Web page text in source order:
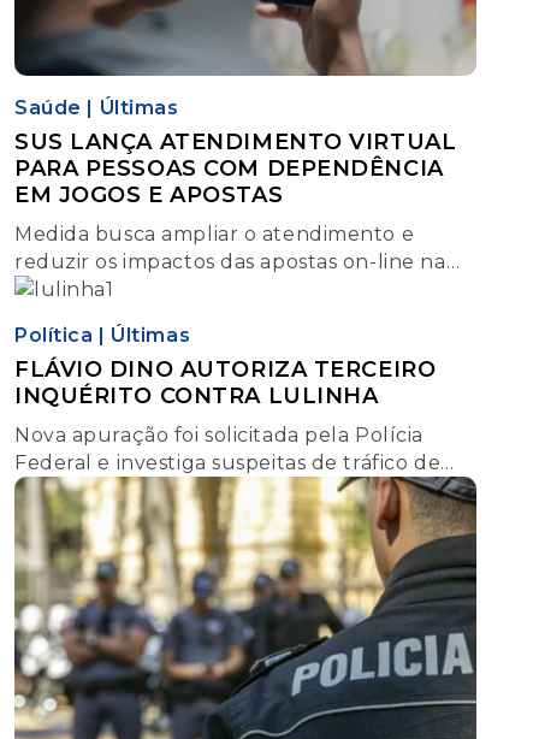
Saúde | Últimas
SUS LANÇA ATENDIMENTO VIRTUAL
PARA PESSOAS COM DEPENDÊNCIA
EM JOGOS E APOSTAS
Medida busca ampliar o atendimento e
reduzir os impactos das apostas on-line na
saúde mental da população
Política | Últimas
FLÁVIO DINO AUTORIZA TERCEIRO
INQUÉRITO CONTRA LULINHA
Nova apuração foi solicitada pela Polícia
Federal e investiga suspeitas de tráfico de
influência no governo federal em favor de
empresas parceiras de Lulinha.